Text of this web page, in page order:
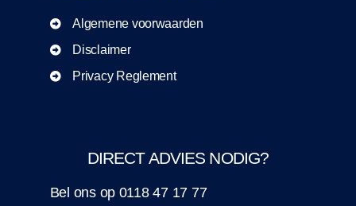
Algemene voorwaarden
Disclaimer
Privacy Reglement
DIRECT ADVIES NODIG?
Bel ons op 0118 47 17 77